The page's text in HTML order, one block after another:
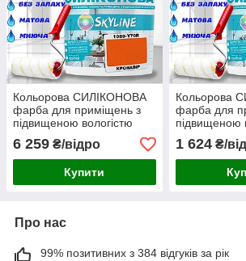
Кольорова СИЛІКОНОВА
фарба для приміщень з
підвищеною вологістю
миюча протигрибкова
матова емаль SkyLine
Кронавір 10 л
6 259 ₴/відро
Купити
Кольорова
фарба для
підвищеною
миюча
матова
Кремін 5 л
1 624₴/
Про нас
99% позитивних з 384 відгуків за рік